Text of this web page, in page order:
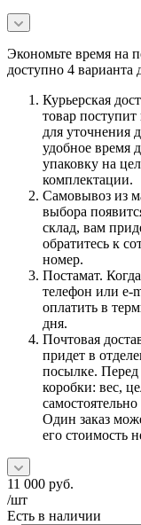
Экономьте время на
доступно 4 варианта
Курьерская
товар поступит
для уточнения
удобное время
упаковку на
комплектации.
Самовывоз из
выбора
склад, вам
обратитесь к
номер.
Постамат.
телефон или e-
оплатить в
дня.
Почтовая
придет в
посылке. Перед
коробки: вес,
Один заказ
его стоимость
11 000 руб.
/шт
Есть в наличии